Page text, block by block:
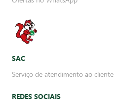
SAC
Serviço de atendimento ao cliente
REDES SOCIAIS